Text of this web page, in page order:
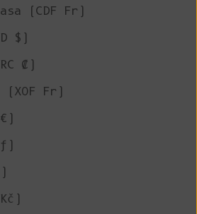
(CDF Fr)
$)
₡)
Fr)